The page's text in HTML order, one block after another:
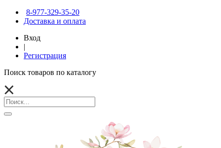
8-977-329-35-20
Доставка и оплата
Вход
|
Регистрация
Поиск товаров по каталогу